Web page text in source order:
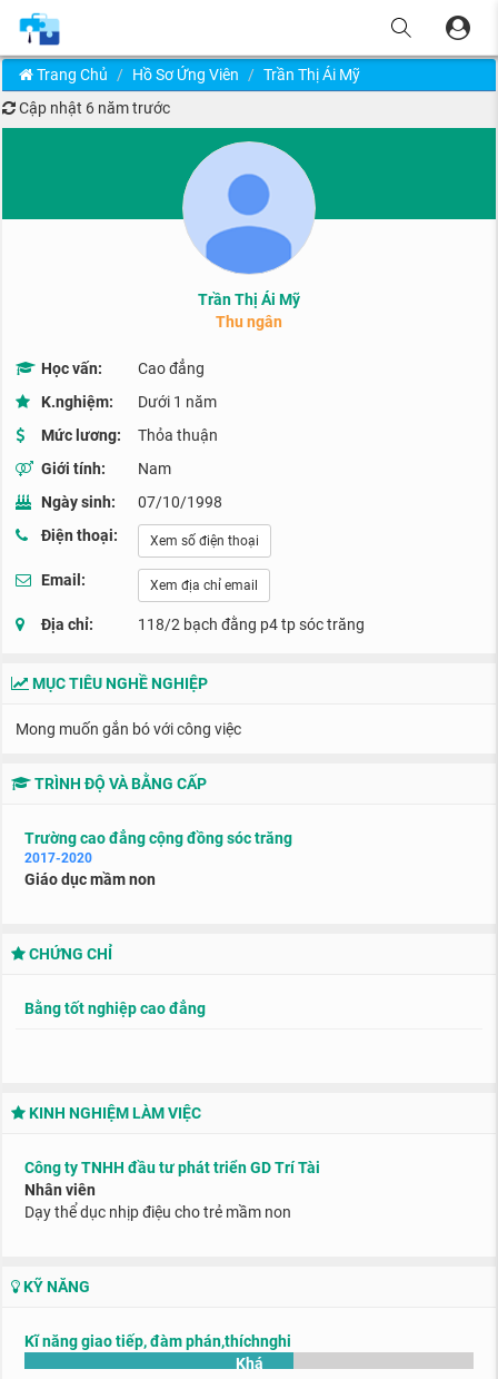
Trang Chủ Hồ Sơ Ứng Viên
Trần Thị Ái Mỹ
Cập nhật 6 năm trước
Trần Thị Ái Mỹ
Thu ngân
Học vấn:
Cao đẳng
K.nghiệm:
Dưới 1 năm
Mức lương:
Thỏa thuận
Giới tính:
Nam
Ngày sinh:
07/10/1998
Điện thoại:
Xem số điện thoại
Email: Xem địa chỉ email
Địa chỉ: 118/2 bạch đằng p4 tp sóc trăng
MỤC TIÊU NGHỀ NGHIỆP
Mong muốn gắn bó với công việc
TRÌNH ĐỘ VÀ BẰNG CẤP
Trường cao đẳng cộng đồng sóc trăng
2017-2020
Giáo dục mầm non
CHỨNG CHỈ
Bằng tốt nghiệp cao đẳng
KINH NGHIỆM LÀM VIỆC
Công ty TNHH đầu tư phát triển GD Trí Tài
Nhân viên
Dạy thể dục nhịp điệu cho trẻ mầm non
KỸ NĂNG
Kĩ năng giao tiếp, đàm phán,thíchnghi
Khá